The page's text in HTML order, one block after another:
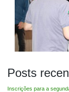
Posts
Inscrições para a